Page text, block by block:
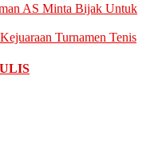
AS Minta Bijak Untuk
Turnamen Tenis